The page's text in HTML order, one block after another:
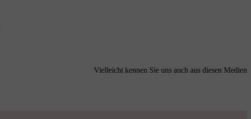
Vielleicht kennen Sie uns auch aus diesen Medien